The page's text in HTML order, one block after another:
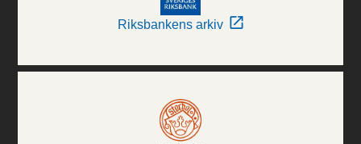
Riksbankens arkiv